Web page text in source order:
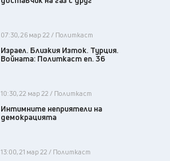
07:30, 26 мар 22 / Политкаст
Израел. Близкия Изток. Турция.
Войната: Политкаст еп. 36
10:30, 22 мар 22 / Политкаст
Интимните неприятели на
демокрацията
13:00, 21 мар 22 / Политкаст